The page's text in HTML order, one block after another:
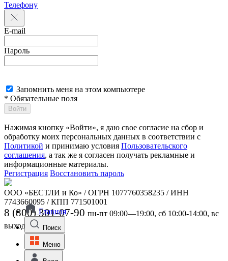
Телефону
E-mail
Пароль
Запомнить меня на этом компьютере
* Обязательные поля
Войти
Нажимая кнопку «Войти», я даю свое согласие на сбор и
обработку моих персональных данных в соответствии с
Политикой и принимаю условия Пользовательского
соглашения, а так же я согласен получать рекламные и
информационные материалы.
Регистрация Восстановить пароль
ООО «БЕСТЛИ и Ко» / ОГРН 1077760358235 / ИНН
7743660095 / КПП 771501001
8 (800) 301-07-90 пн-пт 09:00—19:00, сб 10:00-14:00, вс
выходной
Главная
Поиск
Меню